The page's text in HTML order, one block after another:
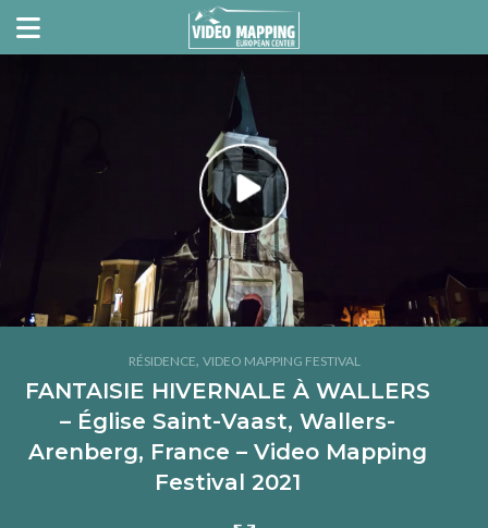
RÉSIDENCE, VIDEO MAPPING FESTIVAL
FANTAISIE HIVERNALE À WALLERS
– Église Saint-Vaast, Wallers-
Arenberg, France – Video Mapping
Festival 2021